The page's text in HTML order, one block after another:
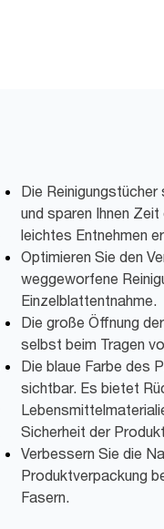
Die
und sparen Ihnen
leichtes Entnehmen
Optimieren Sie den
weggeworfene
Einzelblattentnahme.
Die große Öffnung
selbst beim Tragen
Die blaue Farbe des
sichtbar. Es bietet
Sicherheit der
Verbessern Sie die
Produktverpackung
Fasern.